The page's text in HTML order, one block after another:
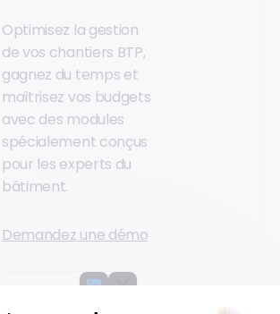
Optimisez la gestion
de vos chantiers BTP,
gagnez du temps et
maîtrisez vos budgets
avec des modules
spécialement conçus
pour les experts du
bâtiment.
Demandez une démo
l’article